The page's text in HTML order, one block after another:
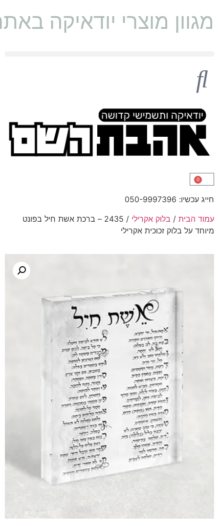
מגוון מוצרי יודאיקה
0
חייג עכשיו: 050-9997396
עמוד הבית / בלוק אקרילי
/ 2435 – ברכת אשת חיל בפונט
מיוחד על בלוק זכוכית אקרילי